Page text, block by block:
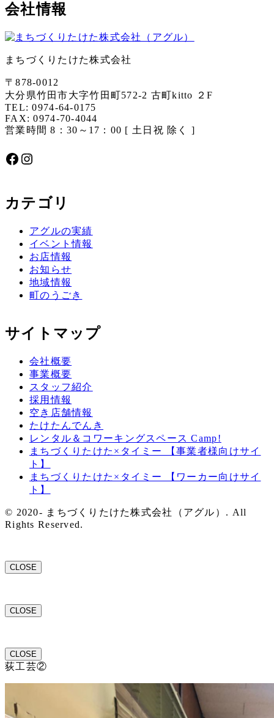
会社情報
まちづくりたけた株式会社
〒878-0012
大分県竹田市大字竹田町572-2 古町kitto ２F
TEL: 0974-64-0175
FAX: 0974-70-4044
営業時間 8：30～17：00 [ 土日祝 除く ]
Facebook Instagram
カテゴリ
アグルの実績
イベント情報
お店情報
お知らせ
地域情報
町のうごき
サイトマップ
会社概要
事業概要
スタッフ紹介
採用情報
空き店舗情報
たけたんでんき
レンタル＆コワーキングスペース Camp!
まちづくりたけた×タイミー 【事業者様向けサイ
ト】
まちづくりたけた×タイミー 【ワーカー向けサイ
ト】
© 2020- まちづくりたけた株式会社（アグル）. All
Rights Reserved.
CLOSE
CLOSE
CLOSE
荻工芸②